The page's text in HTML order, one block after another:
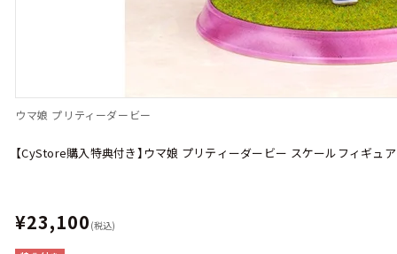
ウマ娘 プリティーダービー
【CyStore購入特典付き】ウマ娘 プリティーダービー スケールフィギュ
¥23,100 (税込)